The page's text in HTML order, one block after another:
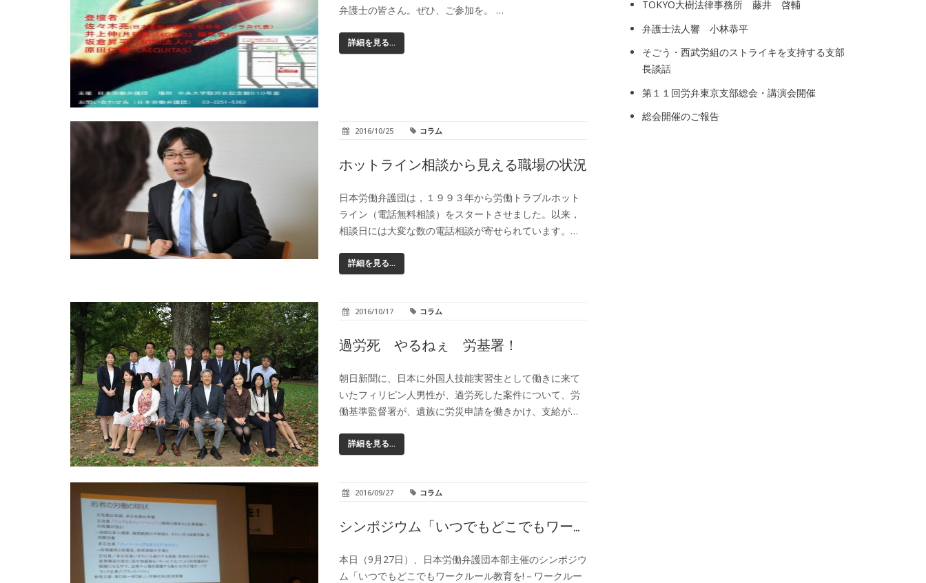
弁護士の皆さん。ぜひ、ご参加を。 …
詳細を見る...
2016/10/25 コラム
ホットライン相談から見える職場の状況
日本労働弁護団は，１９９３年から労働トラブルホット
ライン（電話無料相談）をスタートさせました。以来，
相談日には大変な数の電話相談が寄せられています。…
詳細を見る...
2016/10/17 コラム
過労死 やるねぇ 労基署！
朝日新聞に、日本に外国人技能実習生として働きに来て
いたフィリピン人男性が、過労死した案件について、労
働基準監督署が、遺族に労災申請を働きかけ、支給が…
詳細を見る...
2016/09/27 コラム
シンポジウム「いつでもどこでもワー…
本日（9月27日）、日本労働弁護団本部主催のシンポジウ
ム「いつでもどこでもワークルール教育を!－ワークルー
TOKYO大樹法律事務所 藤井 啓輔
弁護士法人響 小林恭平
そごう・西武労組のストライキを支持する支部
長談話
第１１回労弁東京支部総会・講演会開催
総会開催のご報告